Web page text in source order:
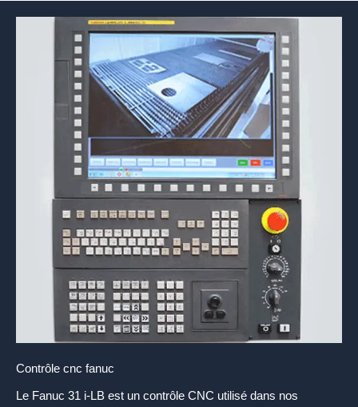
Contrôle cnc fanuc
Le Fanuc 31 i-LB est un contrôle CNC utilisé dans nos